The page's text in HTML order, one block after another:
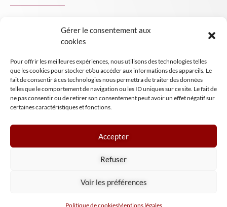
Gérer le consentement aux
cookies
Pour offrir les meilleures expériences, nous utilisons des technologies telles
que les cookies pour stocker et/ou accéder aux informations des appareils. Le
fait de consentir à ces technologies nous permettra de traiter des données
telles que le comportement de navigation ou les ID uniques sur ce site. Le fait de
ne pas consentir ou de retirer son consentement peut avoir un effet négatif sur
certaines caractéristiques et fonctions.
Accepter
Refuser
Voir les préférences
Politique de cookiesMentions légales
INSIGHT NPA
Mentions légales
Tous droits réservés NPA Conseil